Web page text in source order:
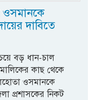
ওসমানকে
দাবিতে
বড় ধান-চাল
কাছ থেকে
ওসমানকে
প্রশাসকের নিকট